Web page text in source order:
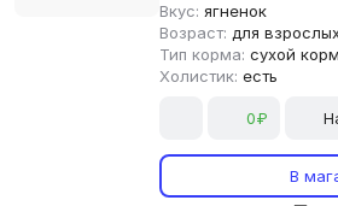
Вкус: ягненок
Возраст: для
Тип корма: сухой корм
Холистик: есть
0₽
В